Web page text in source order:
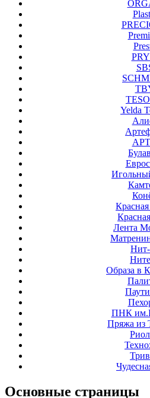
Yelda
Красная
Лента
Образа в
ПНК
Пряжа из
Основные страницы